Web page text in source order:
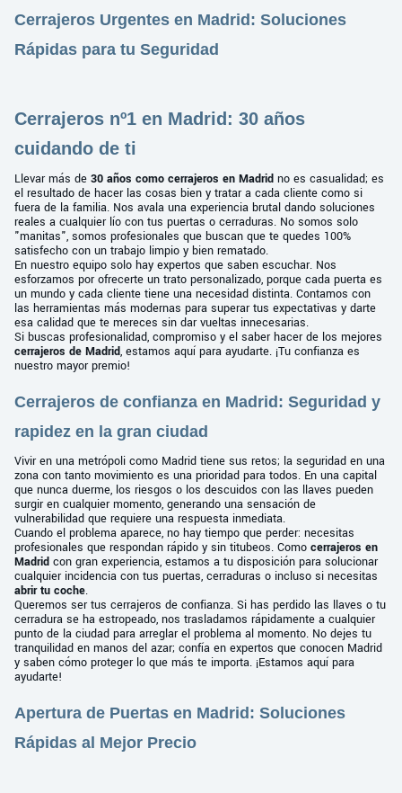
Cerrajeros Urgentes en Madrid: Soluciones
Rápidas para tu Seguridad
Cerrajeros nº1 en Madrid: 30 años
cuidando de ti
Llevar más de 30 años como cerrajeros en Madrid no es casualidad; es
el resultado de hacer las cosas bien y tratar a cada cliente como si
fuera de la familia. Nos avala una experiencia brutal dando soluciones
reales a cualquier lío con tus puertas o cerraduras. No somos solo
"manitas", somos profesionales que buscan que te quedes 100%
satisfecho con un trabajo limpio y bien rematado.
En nuestro equipo solo hay expertos que saben escuchar. Nos
esforzamos por ofrecerte un trato personalizado, porque cada puerta es
un mundo y cada cliente tiene una necesidad distinta. Contamos con
las herramientas más modernas para superar tus expectativas y darte
esa calidad que te mereces sin dar vueltas innecesarias.
Si buscas profesionalidad, compromiso y el saber hacer de los mejores
cerrajeros de Madrid, estamos aquí para ayudarte. ¡Tu confianza es
nuestro mayor premio!
Cerrajeros de confianza en Madrid: Seguridad y
rapidez en la gran ciudad
Vivir en una metrópoli como Madrid tiene sus retos; la seguridad en una
zona con tanto movimiento es una prioridad para todos. En una capital
que nunca duerme, los riesgos o los descuidos con las llaves pueden
surgir en cualquier momento, generando una sensación de
vulnerabilidad que requiere una respuesta inmediata.
Cuando el problema aparece, no hay tiempo que perder: necesitas
profesionales que respondan rápido y sin titubeos. Como cerrajeros en
Madrid con gran experiencia, estamos a tu disposición para solucionar
cualquier incidencia con tus puertas, cerraduras o incluso si necesitas
abrir tu coche.
Queremos ser tus cerrajeros de confianza. Si has perdido las llaves o tu
cerradura se ha estropeado, nos trasladamos rápidamente a cualquier
punto de la ciudad para arreglar el problema al momento. No dejes tu
tranquilidad en manos del azar; confía en expertos que conocen Madrid
y saben cómo proteger lo que más te importa. ¡Estamos aquí para
ayudarte!
Apertura de Puertas en Madrid: Soluciones
Rápidas al Mejor Precio